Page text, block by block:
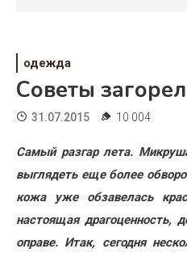
Свадьба
Дом
Жизнь
Хобби
Недвижимость
одежда
Советы
31.07.2015 10 004
Самый разгар лета.
выглядеть еще более
кожа уже обзавелась
настоящая
оправе. Итак, сегодня